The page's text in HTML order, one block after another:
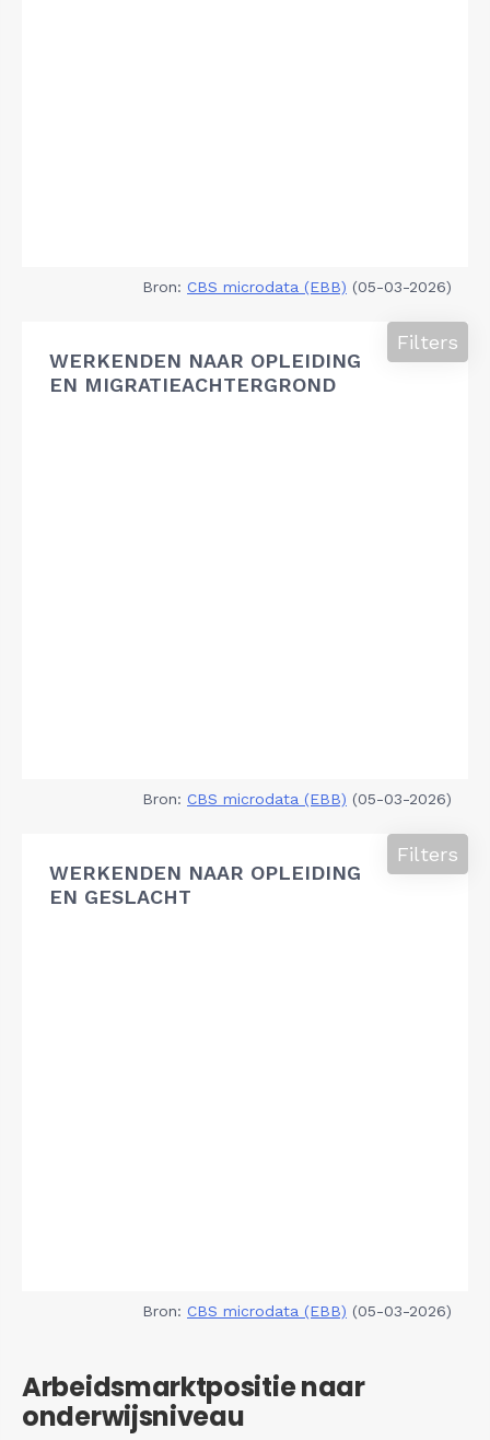
Bron: CBS microdata (EBB) (05-03-2026)
WERKENDEN NAAR OPLEIDING
EN MIGRATIEACHTERGROND
Filters
Bron: CBS microdata (EBB) (05-03-2026)
WERKENDEN NAAR OPLEIDING
EN GESLACHT
Filters
Bron: CBS microdata (EBB) (05-03-2026)
Arbeidsmarktpositie naar
onderwijsniveau